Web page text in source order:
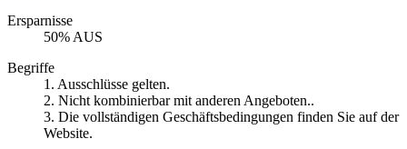
Ersparnisse
50% AUS
Begriffe
1. Ausschlüsse gelten.
2. Nicht kombinierbar mit anderen Angeboten..
3. Die vollständigen Geschäftsbedingungen finden Sie auf der
Website.